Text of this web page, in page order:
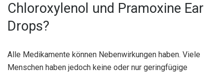
Chloroxylenol und Pramoxine Ear
Drops?
Alle Medikamente können Nebenwirkungen haben. Viele
Menschen haben jedoch keine oder nur geringfügige